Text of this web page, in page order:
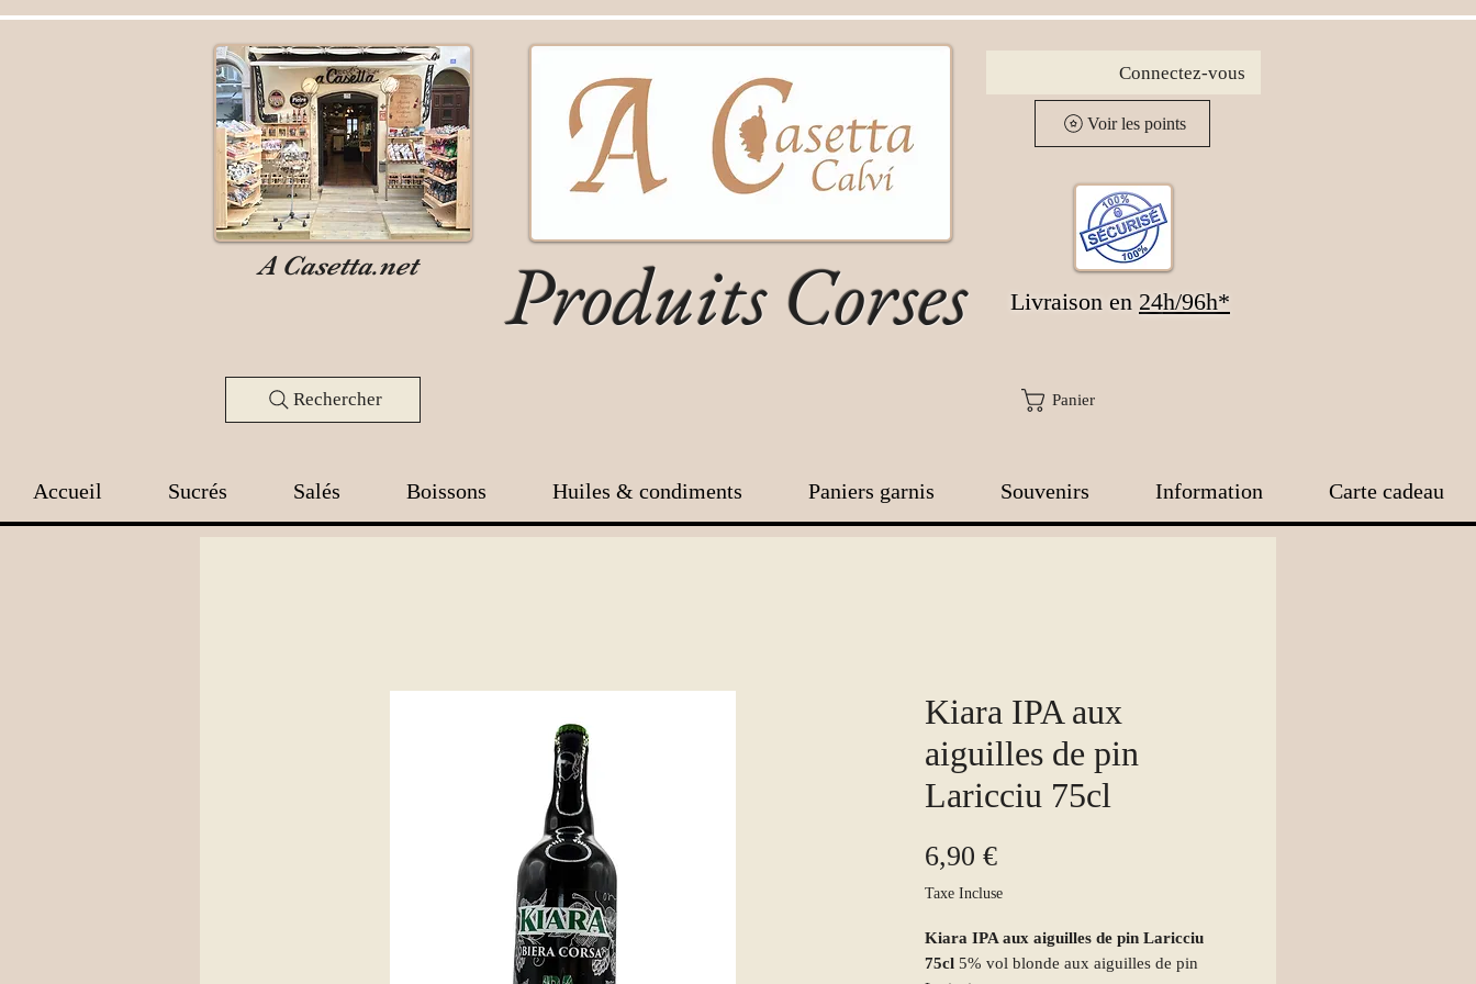
A Casetta.net Produits Corses
Connectez-vous
Voir les points
Livraison en 24h/96h*
Rechercher Panier
Kiara IPA aux
aiguilles de pin
Laricciu 75cl
6,90 €Prix
Taxe Incluse
Kiara IPA aux aiguilles de pin Laricciu
75cl 5% vol blonde aux aiguilles de pin
Accueil Sucrés Salés Boissons Huiles & condiments Paniers garnis Souvenirs Information Carte cadeau